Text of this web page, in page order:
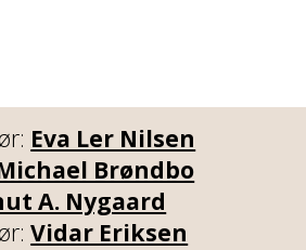
Eva Ler Nilsen
Brøndbo
A. Nygaard
Vidar Eriksen